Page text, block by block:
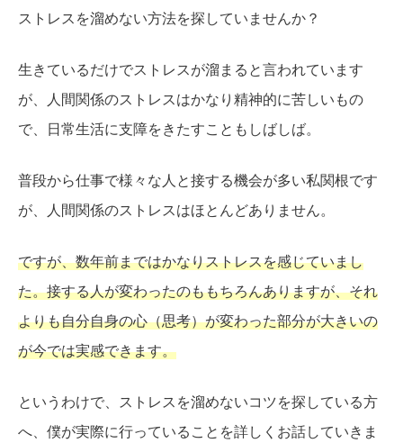
ストレスを溜めない方法を探していませんか？
生きているだけでストレスが溜まると言われています
が、人間関係のストレスはかなり精神的に苦しいもの
で、日常生活に支障をきたすこともしばしば。
普段から仕事で様々な人と接する機会が多い私関根です
が、人間関係のストレスはほとんどありません。
ですが、数年前まではかなりストレスを感じていまし
た。接する人が変わったのももちろんありますが、それ
よりも自分自身の心（思考）が変わった部分が大きいの
が今では実感できます。
というわけで、ストレスを溜めないコツを探している方
へ、僕が実際に行っていることを詳しくお話していきま